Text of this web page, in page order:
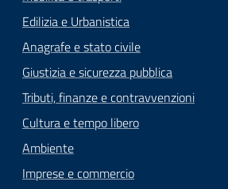
Edilizia e Urbanistica
Anagrafe e stato civile
Giustizia e sicurezza pubblica
Tributi, finanze e contravvenzioni
Cultura e tempo libero
Ambiente
Imprese e commercio